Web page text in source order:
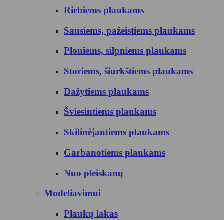
Riebiems plaukams
Sausiems, pažeistiems plaukams
Ploniems, silpniems plaukams
Storiems, šiurkštiems plaukams
Dažytiems plaukams
Šviesintiems plaukams
Skilinėjantiems plaukams
Garbanotiems plaukams
Nuo pleiskanų
Modeliavimui
Plaukų lakas